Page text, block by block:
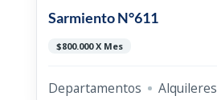
Sarmiento N°611
$800.000 X Mes
Departamentos Alquileres